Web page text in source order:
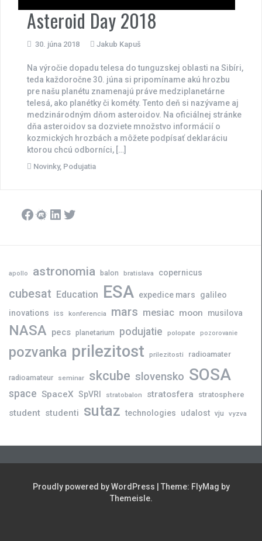
Asteroid Day 2018
30. júna 2018 Jakub Kapuš
Na výročie dopadu telesa do tunguzskej oblasti na Sibíri,
teda každoročne 30. júna si pripomíname akú hrozbu
pre našu planétu znamenajú práve medziplanetárne
telesá, ako planétky či kométy. Tento deň si nazývame aj
medzinárodným dňom asteroidov. Na oficiálnej stránke
dňa asteroidov sa dozviete množstvo informácií o
kozmických hrozbách a môžete podpísať deklaráciu
ktorou chcú odborníci, […]
Novinky, Podujatia
Facebook
Meetup
LinkedIn
Twitter
apollo astronomia balon bratislava copernicus
cubesat Education ESA expedice mars
galileo
inovations iss konferencia mars mesiac moon musilova
NASA pecs planetarium podujatie polopate pozorovanie
pozvanka prilezitost prilezitosti radioamater
radioamateur seminar skcube slovensko SOSA
space SpaceX SpVRI stratobalon stratosfera stratosphere
student studenti sutaz technologies udalost vju vyzva
Proudly powered by WordPress | Theme: FlyMag by
Themeisle.